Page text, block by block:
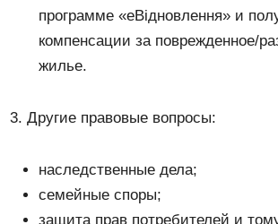
программе «еВідновлення» и
компенсации за поврежденное/
жилье.
3. Другие правовые вопросы:
наследственные дела;
семейные споры;
защита прав потребителей и